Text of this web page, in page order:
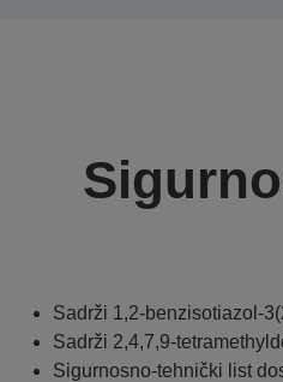
Sadrži 1,2-benzisotiazol-
Sadrži 2,4,7,9-
Sigurnosno-tehnički list